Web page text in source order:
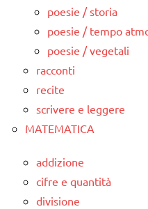
poesie / storia
poesie / tempo
poesie / vegetali
racconti
recite
scrivere e leggere
MATEMATICA
addizione
cifre e quantità
divisione